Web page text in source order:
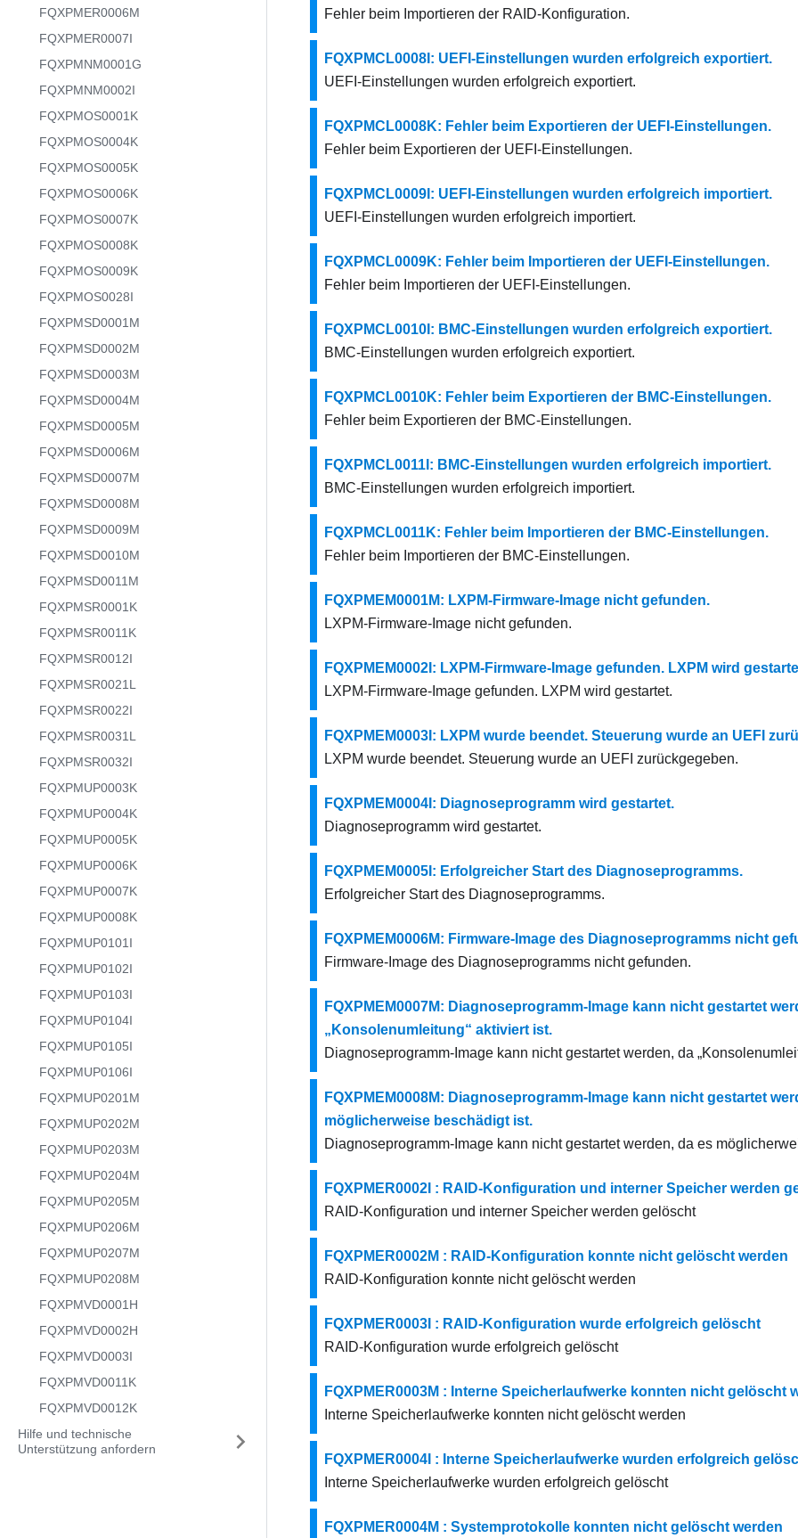
FQXPMER0006M
FQXPMER0007I
FQXPMNM0001G
FQXPMNM0002I
FQXPMOS0001K
FQXPMOS0004K
FQXPMOS0005K
FQXPMOS0006K
FQXPMOS0007K
FQXPMOS0008K
FQXPMOS0009K
FQXPMOS0028I
FQXPMSD0001M
FQXPMSD0002M
FQXPMSD0003M
FQXPMSD0004M
FQXPMSD0005M
FQXPMSD0006M
FQXPMSD0007M
FQXPMSD0008M
FQXPMSD0009M
FQXPMSD0010M
FQXPMSD0011M
FQXPMSR0001K
FQXPMSR0011K
FQXPMSR0012I
FQXPMSR0021L
FQXPMSR0022I
FQXPMSR0031L
FQXPMSR0032I
FQXPMUP0003K
FQXPMUP0004K
FQXPMUP0005K
FQXPMUP0006K
FQXPMUP0007K
FQXPMUP0008K
FQXPMUP0101I
FQXPMUP0102I
FQXPMUP0103I
FQXPMUP0104I
FQXPMUP0105I
FQXPMUP0106I
FQXPMUP0201M
FQXPMUP0202M
FQXPMUP0203M
FQXPMUP0204M
FQXPMUP0205M
FQXPMUP0206M
FQXPMUP0207M
FQXPMUP0208M
FQXPMVD0001H
FQXPMVD0002H
FQXPMVD0003I
FQXPMVD0011K
FQXPMVD0012K
Hilfe und technische
Unterstützung anfordern
Fehler beim Importieren der RAID-Konfiguration.
FQXPMCL0008I: UEFI-Einstellungen wurden erfolgreich exportiert.
UEFI-Einstellungen wurden erfolgreich exportiert.
FQXPMCL0008K: Fehler beim Exportieren der UEFI-Einstellungen.
Fehler beim Exportieren der UEFI-Einstellungen.
FQXPMCL0009I: UEFI-Einstellungen wurden erfolgreich importiert.
UEFI-Einstellungen wurden erfolgreich importiert.
FQXPMCL0009K: Fehler beim Importieren der UEFI-Einstellungen.
Fehler beim Importieren der UEFI-Einstellungen.
FQXPMCL0010I: BMC-Einstellungen wurden erfolgreich exportiert.
BMC-Einstellungen wurden erfolgreich exportiert.
FQXPMCL0010K: Fehler beim Exportieren der BMC-Einstellungen.
Fehler beim Exportieren der BMC-Einstellungen.
FQXPMCL0011I: BMC-Einstellungen wurden erfolgreich importiert.
BMC-Einstellungen wurden erfolgreich importiert.
FQXPMCL0011K: Fehler beim Importieren der BMC-Einstellungen.
Fehler beim Importieren der BMC-Einstellungen.
FQXPMEM0001M: LXPM-Firmware-Image nicht gefunden.
LXPM-Firmware-Image nicht gefunden.
FQXPMEM0002I: LXPM-Firmware-Image gefunden. LXPM wird
LXPM-Firmware-Image gefunden. LXPM wird gestartet.
FQXPMEM0003I: LXPM wurde beendet. Steuerung wurde an UEFI
LXPM wurde beendet. Steuerung wurde an UEFI zurückgegeben.
FQXPMEM0004I: Diagnoseprogramm wird gestartet.
Diagnoseprogramm wird gestartet.
FQXPMEM0005I: Erfolgreicher Start des Diagnoseprogramms.
Erfolgreicher Start des Diagnoseprogramms.
FQXPMEM0006M: Firmware-Image des Diagnoseprogramms nicht
Firmware-Image des Diagnoseprogramms nicht gefunden.
FQXPMEM0007M: Diagnoseprogramm-Image kann nicht gestartet
„Konsolenumleitung“ aktiviert ist.
Diagnoseprogramm-Image kann nicht gestartet werden, da
FQXPMEM0008M: Diagnoseprogramm-Image kann nicht gestartet
möglicherweise beschädigt ist.
Diagnoseprogramm-Image kann nicht gestartet werden, da es
FQXPMER0002I : RAID-Konfiguration und interner Speicher werden
RAID-Konfiguration und interner Speicher werden gelöscht
FQXPMER0002M : RAID-Konfiguration konnte nicht gelöscht werden
RAID-Konfiguration konnte nicht gelöscht werden
FQXPMER0003I : RAID-Konfiguration wurde erfolgreich gelöscht
RAID-Konfiguration wurde erfolgreich gelöscht
FQXPMER0003M : Interne Speicherlaufwerke konnten nicht gelöscht
Interne Speicherlaufwerke konnten nicht gelöscht werden
FQXPMER0004I : Interne Speicherlaufwerke wurden erfolgreich
Interne Speicherlaufwerke wurden erfolgreich gelöscht
FQXPMER0004M : Systemprotokolle konnten nicht gelöscht werden